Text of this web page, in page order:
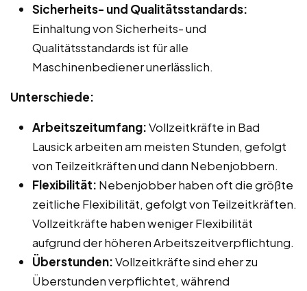
Sicherheits- und Qualitätsstandards:
Einhaltung von Sicherheits- und
Qualitätsstandards ist für alle
Maschinenbediener unerlässlich.
Unterschiede:
Arbeitszeitumfang:Vollzeitkräfte in Bad
Lausick arbeiten am meisten Stunden, gefolgt
von Teilzeitkräften und dann Nebenjobbern.
Flexibilität: Nebenjobber haben oft die größte
zeitliche Flexibilität, gefolgt von Teilzeitkräften.
Vollzeitkräfte haben weniger Flexibilität
aufgrund der höheren Arbeitszeitverpflichtung.
Überstunden:Vollzeitkräfte sind eher zu
Überstunden verpflichtet, während